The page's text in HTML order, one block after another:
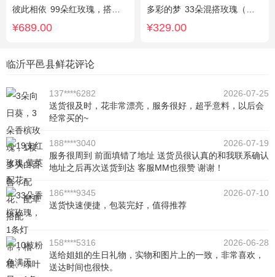
彼此相依 99朵红玫瑰，搭配适量石竹梅。
¥689.00
多彩的梦 33朵混搭玫瑰（香槟玫瑰+粉玫瑰+白玫瑰），配花、绿叶搭配
¥329.00
临沂平邑县鲜花评论
137****6282
2026-07-25
送货很及时，花非常漂亮，服务很好，超乎意料，以后会
经常买的~
188****3040
2026-07-19
服务很周到 前面填错了地址 送货员很认真的和我联系确认
地址之后再次送货到达 客服MM也很赞 谢谢！
186****9345
2026-07-10
送货快速便捷，包装完好，值得推荐
158****5316
2026-06-28
送给姐姐的生日礼物，实物和图片上的一致，非常喜欢，
送达时间也很快。